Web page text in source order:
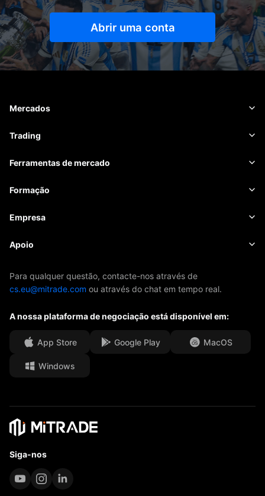
Abrir uma conta
Mercados
Forex
Matérias-primas
Trading
Plataforma de negociação
Gestão de risco
Ferramentas de mercado
Calendário económico
Notícias
Formação
Noções básicas
EBook
Empresa
Sobre Mitrade
Os nossos prémios
Centro multimédia
Oportunidades de carreira
Documentos legais
Apoio
Centro de ajuda
PERGUNTAS FREQUENTES
Para qualquer questão, contacte-nos através de
cs.eu@mitrade.com ou através do chat em tempo real.
A nossa plataforma de negociação está disponível em:
App Store Google Play MacOS
Windows
Siga-nos